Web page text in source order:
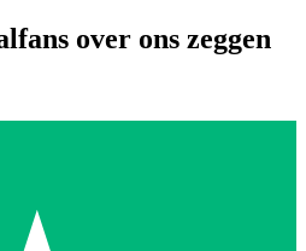
over ons zeggen